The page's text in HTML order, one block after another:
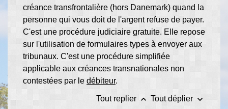
créance transfrontalière (hors Danemark) quand la
personne qui vous doit de l'argent refuse de payer.
C'est une procédure judiciaire gratuite. Elle repose
sur l'utilisation de formulaires types à envoyer aux
tribunaux. C'est une procédure simplifiée
applicable aux créances transnationales non
contestées par le débiteur.
Tout replier keyboard_arrow_up Tout déplier keyboard_arrow_down